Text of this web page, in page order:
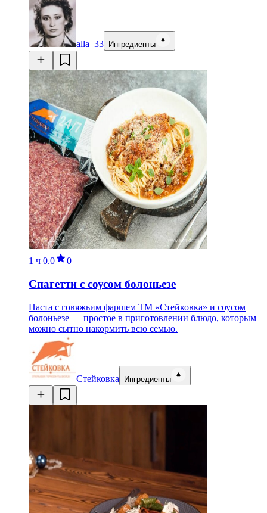
alla_33 Ингредиенты
1 ч 0.0 0
Спагетти с соусом болоньезе
Паста с говяжьим фаршем ТМ «Стейковка» и соусом
болоньезе — простое в приготовлении блюдо, которым
можно сытно накормить всю семью.
Стейковка Ингредиенты